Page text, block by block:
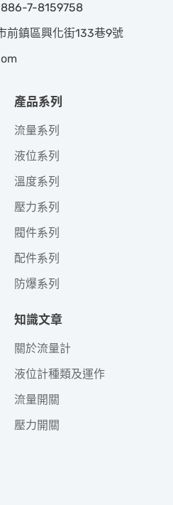
7-8159758
前鎮區興化街133巷9號
產品系列
流量系列
液位系列
溫度系列
壓力系列
閥件系列
配件系列
防爆系列
知識文章
關於流量計
液位計種類及運作
流量開關
壓力開關